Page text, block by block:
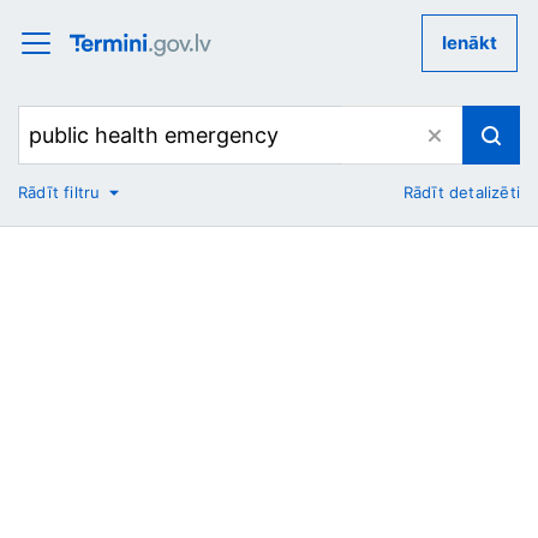
Ienākt
No
Rādīt filtru Rādīt detalizēti